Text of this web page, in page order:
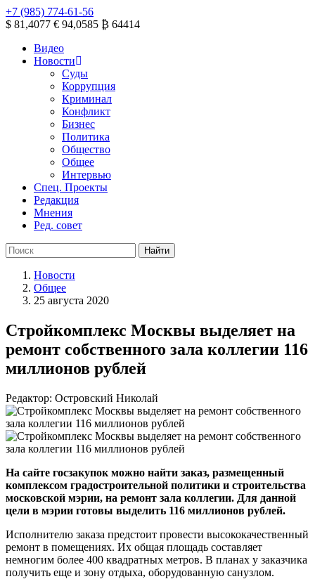
+7 (985) 774-61-56
$ 81,4077 € 94,0585 ₿ 64414
Видео
Новости
Суды
Коррупция
Криминал
Конфликт
Бизнес
Политика
Общество
Общее
Интервью
Спец. Проекты
Редакция
Мнения
Ред. совет
Новости
Общее
25 августа 2020
Стройкомплекс Москвы выделяет на
ремонт собственного зала коллегии 116
миллионов рублей
Редактор: Островский Николай
На сайте госзакупок можно найти заказ, размещенный
комплексом градостроительной политики и строительства
московской мэрии, на ремонт зала коллегии. Для данной
цели в мэрии готовы выделить 116 миллионов рублей.
Исполнителю заказа предстоит провести высококачественный
ремонт в помещениях. Их общая площадь составляет
немногим более 400 квадратных метров. В планах у заказчика
получить еще и зону отдыха, оборудованную санузлом.